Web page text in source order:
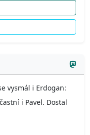
vysmál i Erdogan:
i Pavel. Dostal